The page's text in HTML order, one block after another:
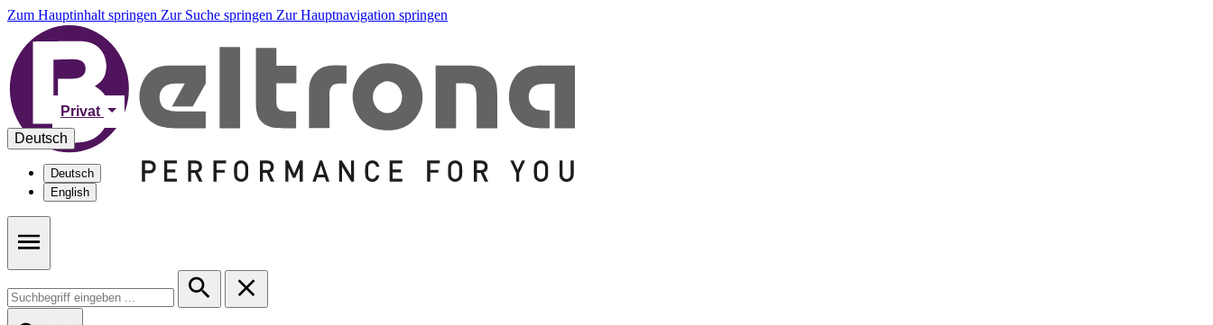
Zum Hauptinhalt springen Zur Suche springen Zur Hauptnavigation springen
Privat
Deutsch
Deutsch
English